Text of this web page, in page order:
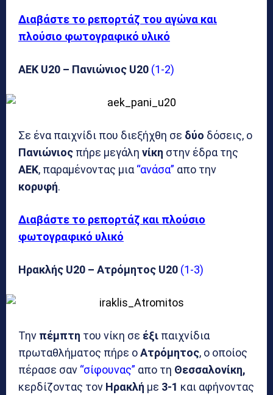
Διαβάστε το ρεπορτάζ του αγώνα και
πλούσιο φωτογραφικό υλικό
ΑΕΚ U20 – Πανιώνιος U20 (1-2)
Σε ένα παιχνίδι που διεξήχθη σε δύο δόσεις, ο
Πανιώνιος πήρε μεγάλη νίκη στην έδρα της
ΑΕΚ, παραμένοντας μια“ανάσα” απο την
κορυφή.
Διαβάστε το ρεπορτάζ και πλούσιο
φωτογραφικό υλικό
Ηρακλής U20 – Ατρόμητος U20 (1-3)
Την πέμπτη του νίκη σε έξι παιχνίδια
πρωταθλήματος πήρε οΑτρόμητος, ο οποίος
πέρασε σαν “σίφουνας” απο τη Θεσσαλονίκη,
κερδίζοντας τον Ηρακλή με 3-1 και αφήνοντας